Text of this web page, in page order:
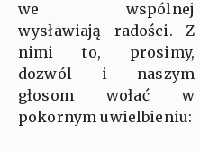
we wspólnej
wysławiają radości. Z
nimi to, prosimy,
dozwól i naszym
głosom wołać w
pokornym uwielbieniu: